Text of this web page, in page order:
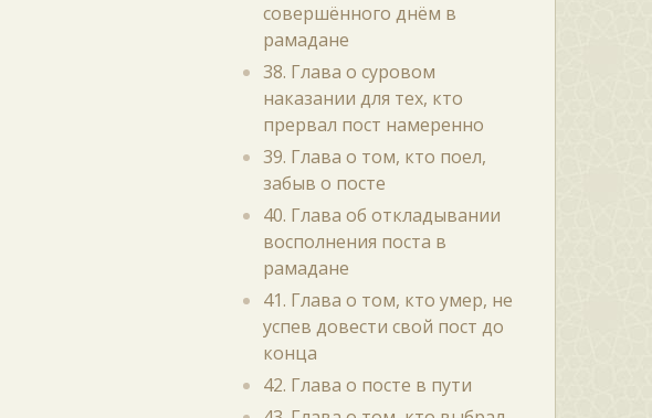
совершённого днём в
рамадане
38. Глава о суровом
наказании для тех, кто
прервал пост намеренно
39. Глава о том, кто поел,
забыв о посте
40. Глава об откладывании
восполнения поста в
рамадане
41. Глава о том, кто умер, не
успев довести свой пост до
конца
42. Глава о посте в пути